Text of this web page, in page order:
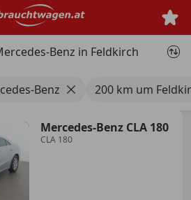
Benz in Feldkirch
Benz 200 km um
Mercedes-Benz CLA 180
CLA 180